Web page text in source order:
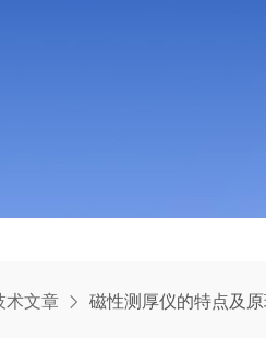
术文章 磁性测厚仪的特点及